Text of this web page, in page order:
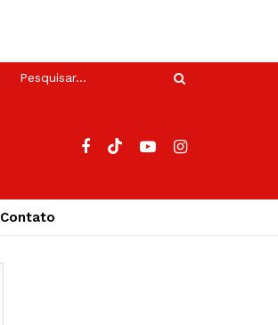
Contato